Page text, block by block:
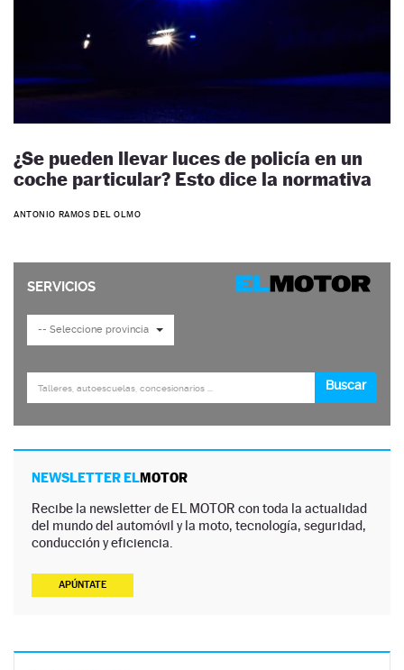
¿Se pueden llevar luces de policía en un
coche particular? Esto dice la normativa
ANTONIO RAMOS DEL OLMO
NEWSLETTER ELMOTOR
Recibe la newsletter de EL MOTOR con toda la actualidad
del mundo del automóvil y la moto, tecnología, seguridad,
conducción y eficiencia.
APÚNTATE